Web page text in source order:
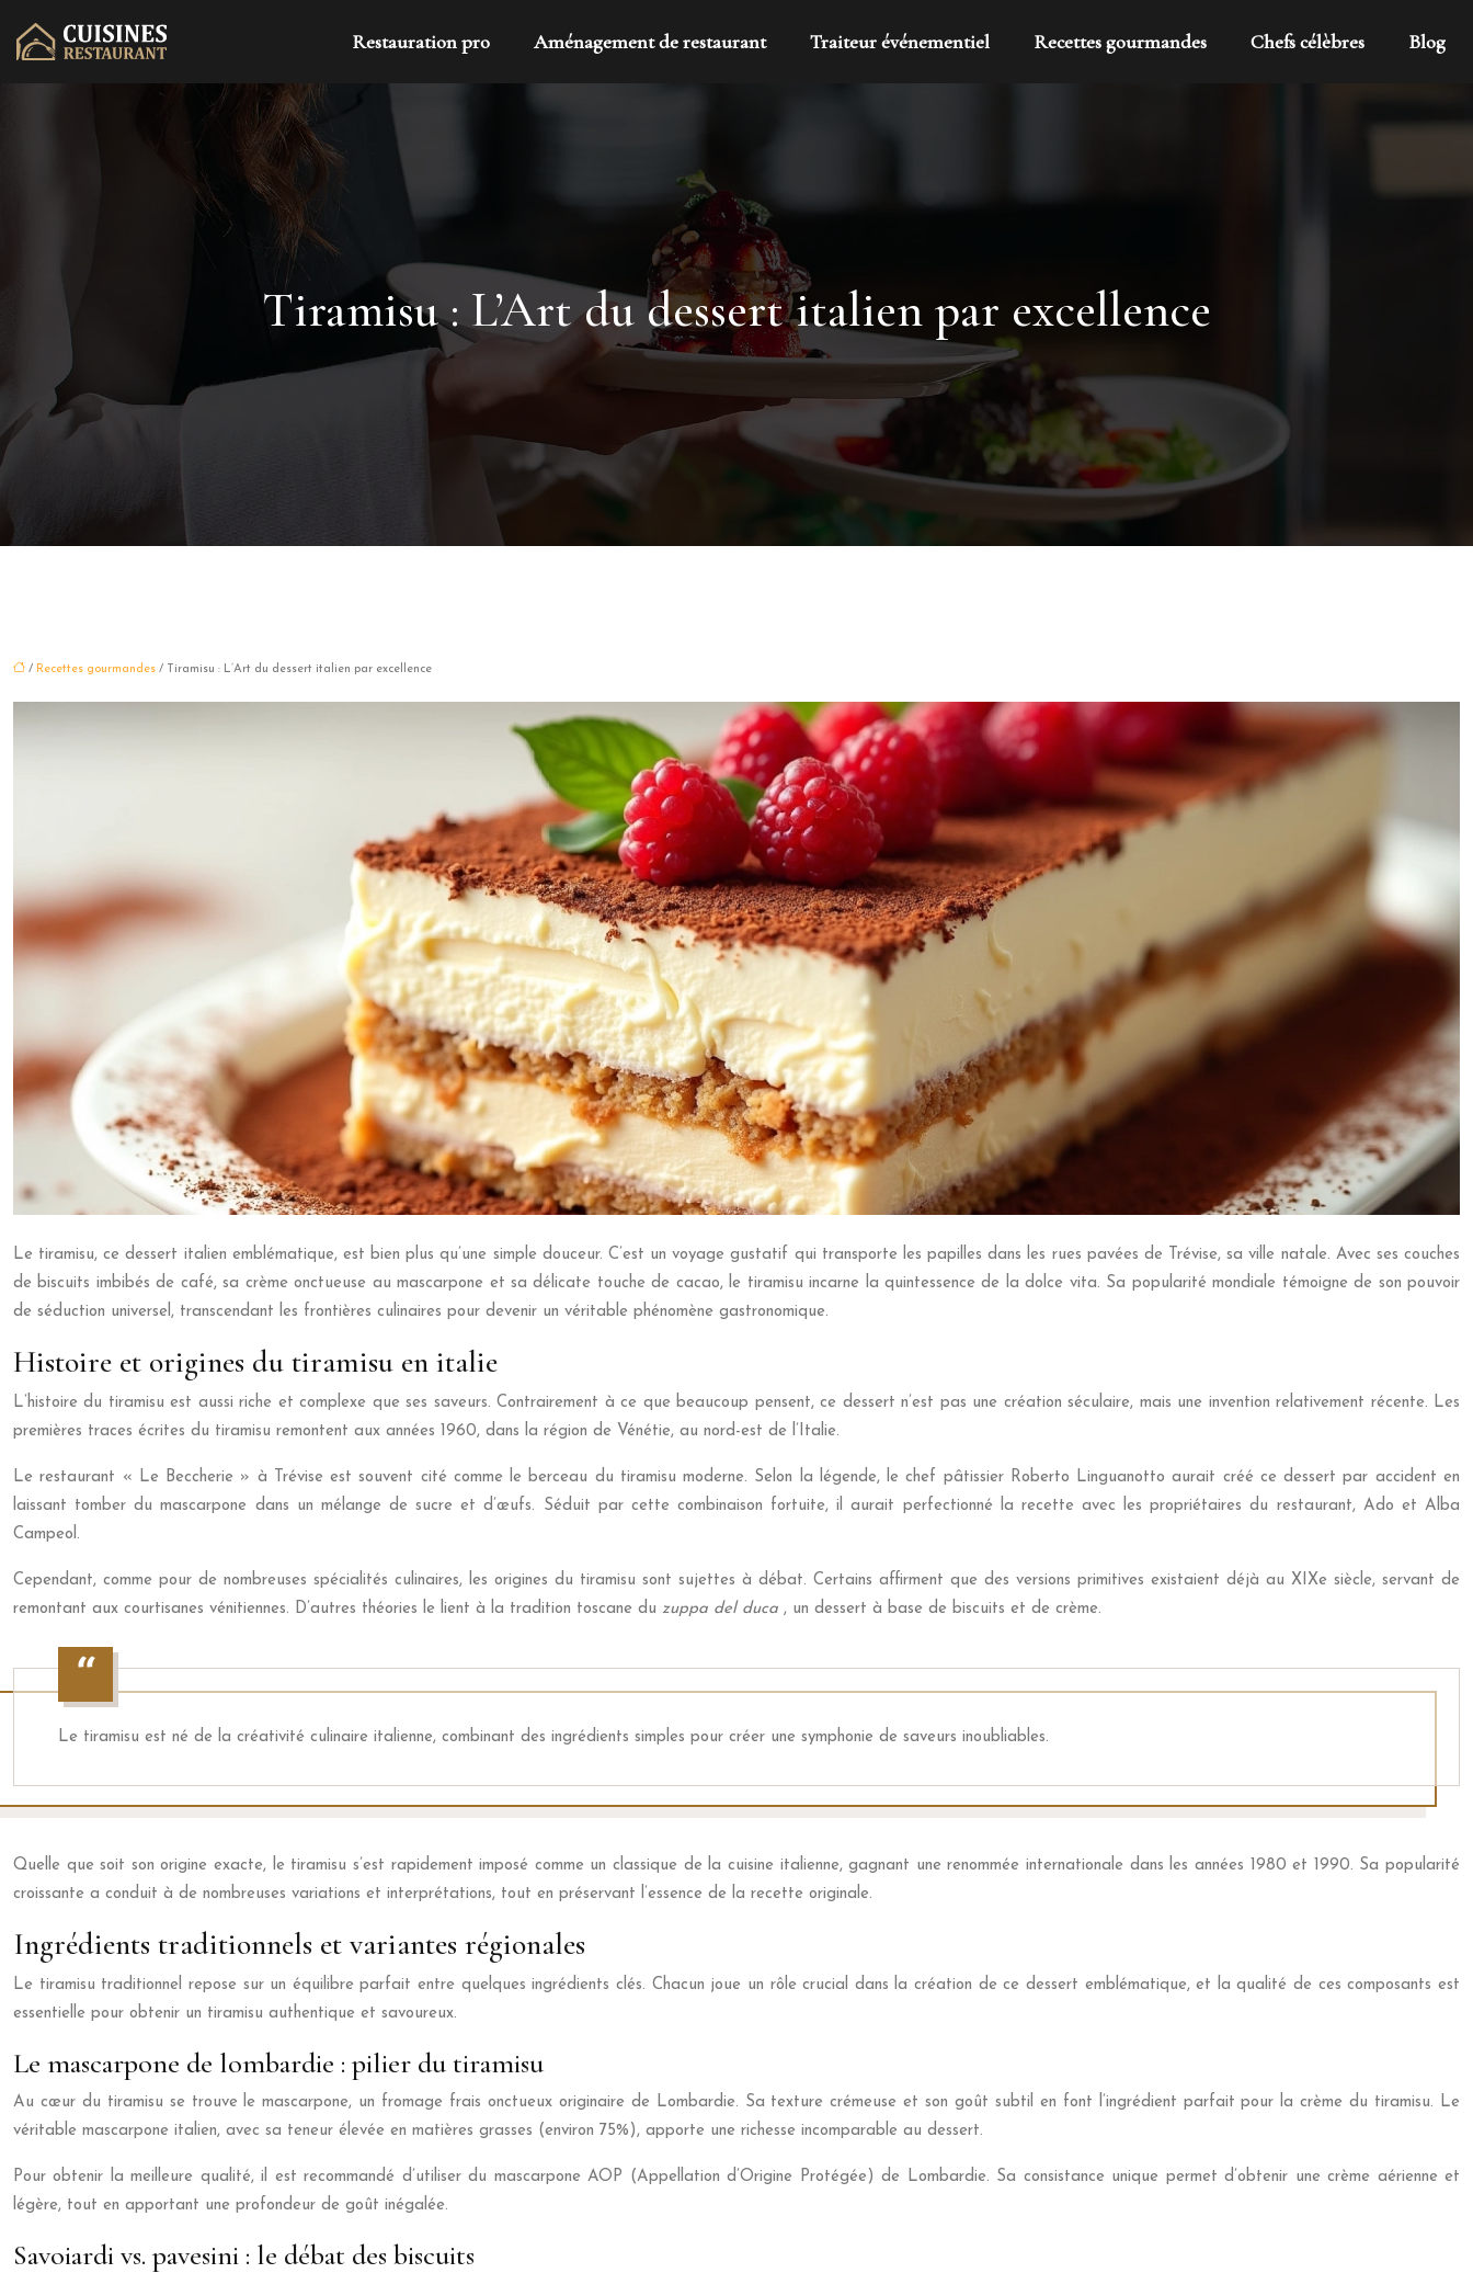
Restauration pro Aménagement de restaurant Traiteur événementiel Recettes gourmandes Chefs célèbres Blog
Tiramisu : L’Art du dessert italien par excellence
/ Recettes gourmandes / Tiramisu : L’Art du dessert italien par excellence
Le tiramisu, ce dessert italien emblématique, est bien plus qu’une simple douceur. C’est un voyage gustatif qui transporte les papilles dans les rues pavées de Trévise, sa ville natale. Avec ses couches
de biscuits imbibés de café, sa crème onctueuse au mascarpone et sa délicate touche de cacao, le tiramisu incarne la quintessence de la dolce vita. Sa popularité mondiale témoigne de son pouvoir
de séduction universel, transcendant les frontières culinaires pour devenir un véritable phénomène gastronomique.
Histoire et origines du tiramisu en italie
L’histoire du tiramisu est aussi riche et complexe que ses saveurs. Contrairement à ce que beaucoup pensent, ce dessert n’est pas une création séculaire, mais une invention relativement récente. Les
premières traces écrites du tiramisu remontent aux années 1960, dans la région de Vénétie, au nord-est de l’Italie.
Le restaurant « Le Beccherie » à Trévise est souvent cité comme le berceau du tiramisu moderne. Selon la légende, le chef pâtissier Roberto Linguanotto aurait créé ce dessert par accident en
laissant tomber du mascarpone dans un mélange de sucre et d’œufs. Séduit par cette combinaison fortuite, il aurait perfectionné la recette avec les propriétaires du restaurant, Ado et Alba
Campeol.
Cependant, comme pour de nombreuses spécialités culinaires, les origines du tiramisu sont sujettes à débat. Certains affirment que des versions primitives existaient déjà au XIXe siècle, servant de
remontant aux courtisanes vénitiennes. D’autres théories le lient à la tradition toscane du zuppa del duca , un dessert à base de biscuits et de crème.
Le tiramisu est né de la créativité culinaire italienne, combinant des ingrédients simples pour créer une symphonie de saveurs inoubliables.
Quelle que soit son origine exacte, le tiramisu s’est rapidement imposé comme un classique de la cuisine italienne, gagnant une renommée internationale dans les années 1980 et 1990. Sa popularité
croissante a conduit à de nombreuses variations et interprétations, tout en préservant l’essence de la recette originale.
Ingrédients traditionnels et variantes régionales
Le tiramisu traditionnel repose sur un équilibre parfait entre quelques ingrédients clés. Chacun joue un rôle crucial dans la création de ce dessert emblématique, et la qualité de ces composants est
essentielle pour obtenir un tiramisu authentique et savoureux.
Le mascarpone de lombardie : pilier du tiramisu
Au cœur du tiramisu se trouve le mascarpone, un fromage frais onctueux originaire de Lombardie. Sa texture crémeuse et son goût subtil en font l’ingrédient parfait pour la crème du tiramisu. Le
véritable mascarpone italien, avec sa teneur élevée en matières grasses (environ 75%), apporte une richesse incomparable au dessert.
Pour obtenir la meilleure qualité, il est recommandé d’utiliser du mascarpone AOP (Appellation d’Origine Protégée) de Lombardie. Sa consistance unique permet d’obtenir une crème aérienne et
légère, tout en apportant une profondeur de goût inégalée.
Savoiardi vs. pavesini : le débat des biscuits